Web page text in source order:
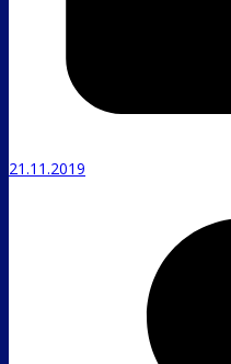
21.11.2019